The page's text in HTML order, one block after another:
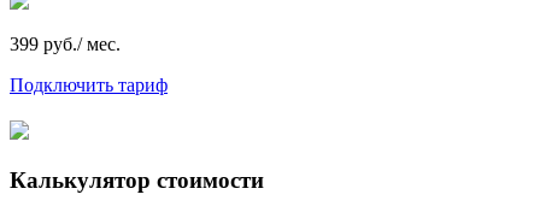
399 руб./ мес.
Подключить тариф
Калькулятор стоимости